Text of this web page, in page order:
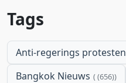
Tags
Anti-regerings protesten
Bangkok Nieuws (656)